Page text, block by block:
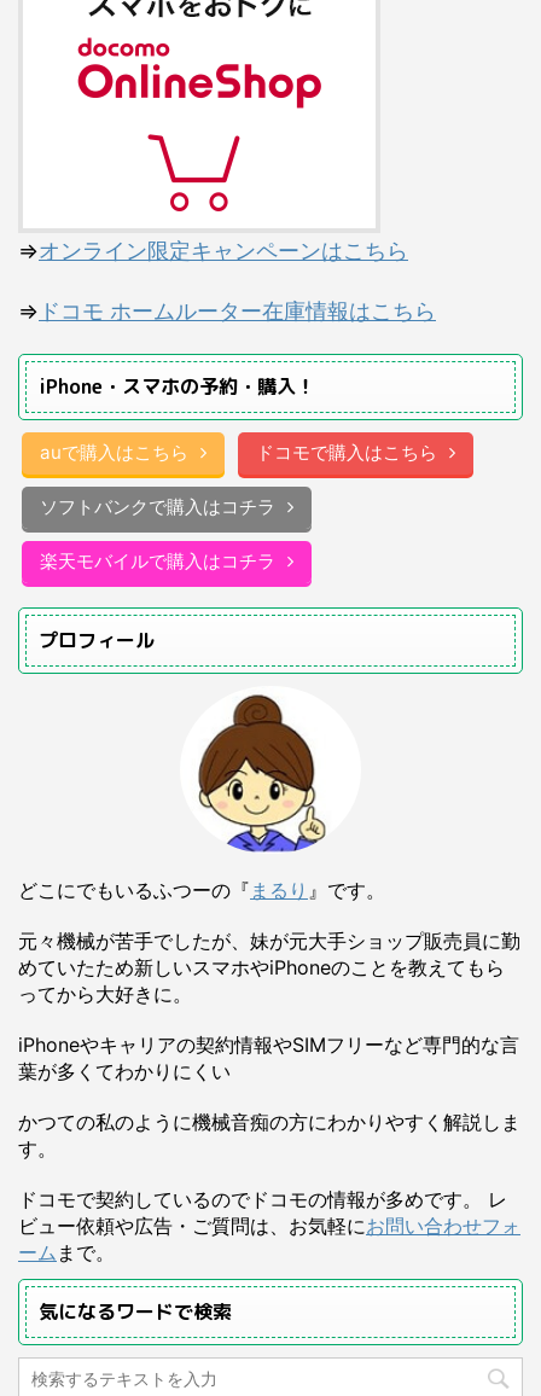
⇒オンライン限定キャンペーンはこちら
⇒ ドコモ ホームルーター在庫情報はこちら
iPhone・スマホの予約・購入！
auで購入はこちら ドコモで購入はこちら
ソフトバンクで購入はコチラ
楽天モバイルで購入はコチラ
プロフィール
どこにでもいるふつーの『 まるり 』です。
元々機械が苦手でしたが、妹が元大手ショップ販売員に勤
めていたため新しいスマホやiPhoneのことを教えてもら
ってから大好きに。
iPhoneやキャリアの契約情報やSIMフリーなど専門的な言
葉が多くてわかりにくい
かつての私のように機械音痴の方にわかりやすく解説しま
す。
ドコモで契約しているのでドコモの情報が多めです。 レ
ビュー依頼や広告・ご質問は、お気軽にお問い合わせフォ
ーム まで。
気になるワードで検索